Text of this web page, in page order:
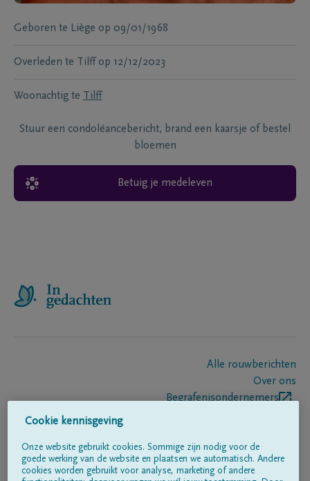
Geboren te Liège op 09/01/1968
Overleden te Tilff op 12/12/2023
Woonachtig te Tilff
Stuur een condoléancebericht, brand een kaarsje of bestel
bloemen
Betuig je medeleven
Alle rouwberichten
Over ons
Begrafenisondernemers
Volg ons op
Cookie kennisgeving
Onze website gebruikt cookies. Sommige zijn nodig voor de
goede werking van de website en plaatsen we automatisch. Andere
cookies worden gebruikt voor analyse, marketing of andere